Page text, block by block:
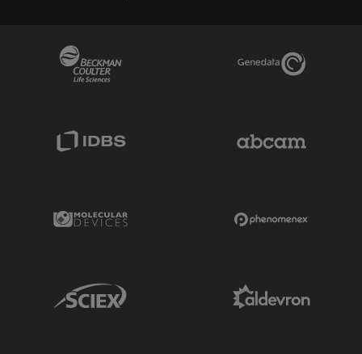
Genedata Link
Molecular Devices Link
Sciex Link